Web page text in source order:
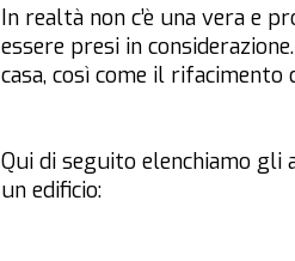
In realtà non c’è una vera e
essere presi in
casa, così come il
Qui di seguito elenchiamo
un edificio: